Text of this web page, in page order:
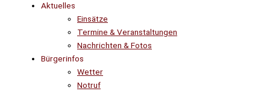
Aktuelles
Einsätze
Termine & Veranstaltungen
Nachrichten & Fotos
Bürgerinfos
Wetter
Notruf